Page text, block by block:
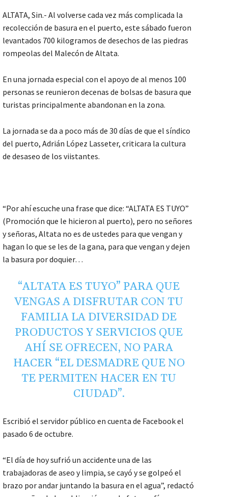
ALTATA, Sin.- Al volverse cada vez más complicada la
recolección de basura en el puerto, este sábado fueron
levantados 700 kilogramos de desechos de las piedras
rompeolas del Malecón de Altata.
En una jornada especial con el apoyo de al menos 100
personas se reunieron decenas de bolsas de basura que
turistas principalmente abandonan en la zona.
La jornada se da a poco más de 30 días de que el síndico
del puerto, Adrián López Lasseter, criticara la cultura
de desaseo de los viistantes.
“Por ahí escuche una frase que dice: “ALTATA ES TUYO”
(Promoción que le hicieron al puerto), pero no señores
y señoras, Altata no es de ustedes para que vengan y
hagan lo que se les de la gana, para que vengan y dejen
la basura por doquier…
“ALTATA ES TUYO” PARA QUE
VENGAS A DISFRUTAR CON TU
FAMILIA LA DIVERSIDAD DE
PRODUCTOS Y SERVICIOS QUE
AHÍ SE OFRECEN, NO PARA
HACER “EL DESMADRE QUE NO
TE PERMITEN HACER EN TU
CIUDAD”.
Escribió el servidor público en cuenta de Facebook el
pasado 6 de octubre.
“El día de hoy sufrió un accidente una de las
trabajadoras de aseo y limpia, se cayó y se golpeó el
brazo por andar juntando la basura en el agua”, redactó